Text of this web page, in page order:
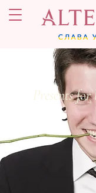
Presents for